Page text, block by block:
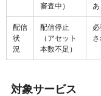
審査中）
あ
配信
状
況
配信停止
（アセット
本数不足）
さ
対象サービス